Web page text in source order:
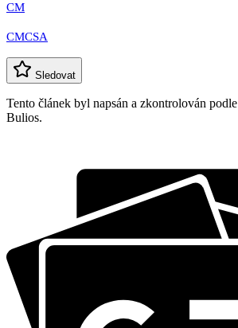
CM
CMCSA
Sledovat
Tento článek byl napsán a zkontrolován podle
Bulios.